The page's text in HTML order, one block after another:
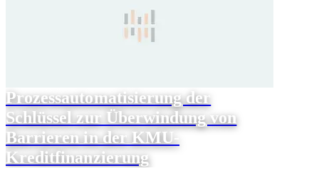
Prozessautomatisierung der
Schlüssel zur Überwindung von
Barrieren in der KMU-
Kreditfinanzierung